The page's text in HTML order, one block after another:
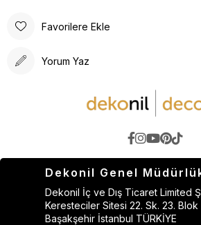
Favorilere Ekle
Yorum Yaz
Dekonil Genel
Dekonil İç ve Dış Ticaret Limited
Keresteciler Sitesi 22. Sk. 23. Blok
Başakşehir İstanbul TÜRKİYE